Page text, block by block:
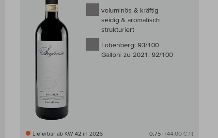
voluminös & kräftig
seidig & aromatisch
strukturiert
Lobenberg: 93/100
Galloni zu 2021: 92/100
Lieferbar ab KW 42 in 2026 0,75 l (44,00 € /l)